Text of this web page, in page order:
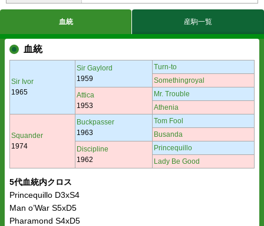
血統 産駒一覧
血統
Sir Ivor
1965
Sir Gaylord
1959
Turn-to
Somethingroyal
Attica
1953
Mr. Trouble
Athenia
Squander
1974
Buckpasser
1963
Tom Fool
Busanda
Discipline
1962
Princequillo
Lady Be Good
5代血統内クロス
Princequillo D3xS4
Man o’War S5xD5
Pharamond S4xD5